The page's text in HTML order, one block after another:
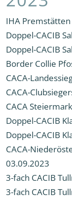
IHA Premstätten
Doppel-CACIB
Doppel-CACIB
Border Collie
CACA-
CACA-
CACA
Doppel-CACIB
Doppel-CACIB
CACA-
03.09.2023
3-fach CACIB
3-fach CACIB